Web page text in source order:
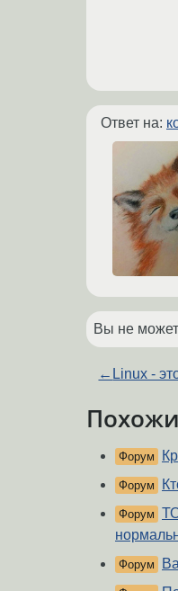
Ответ на:
Вы не
← Linux -
Форум
Форум
Форум
Форум